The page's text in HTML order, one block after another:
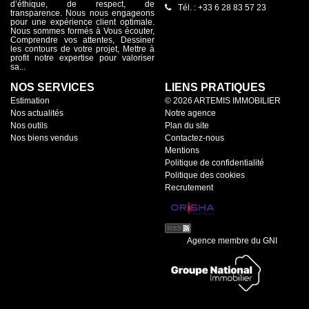
excellente performance énergétique : DPE : B GES : A Les
atouts -Immeuble entièrement rénové -Appartement vendu
sans travaux à prévoir -Prestations haut de gamme -
Excellente isolation et faible consommation énergétique -
Exposition plein Sud offrant une belle luminosité -idéal
résidence principale, pied-à-terre ou investissement locatif -
Nombreux parkings à proximité Un bien clé en main où il ne
d’éthique, de respect, de
transparence. Nous nous engageons
pour une expérience client optimale.
Nous sommes formés à Vous écouter,
Comprendre vos attentes, Dessiner
les contours de votre projet, Mettre à
profit notre expertise pour valoriser
sa...
Tél. : +33 6 28 83 57 23
NOS SERVICES
Estimation
Nos actualités
Nos outils
Nos biens vendus
LIENS PRATIQUES
© 2026 ARTEMIS IMMOBILIER
Notre agence
Plan du site
Contactez-nous
Mentions
Politique de confidentialité
Politique des cookies
Recrutement
Agence membre du GNI